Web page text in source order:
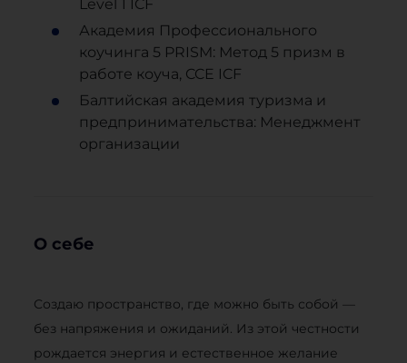
Level 1 ICF
Академия Профессионального
коучинга 5 PRISM: Метод 5 призм в
работе коуча, CCE ICF
Балтийская академия туризма и
предпринимательства: Менеджмент
организации
О себе
Создаю пространство, где можно быть собой —
без напряжения и ожиданий. Из этой честности
рождается энергия и естественное желание